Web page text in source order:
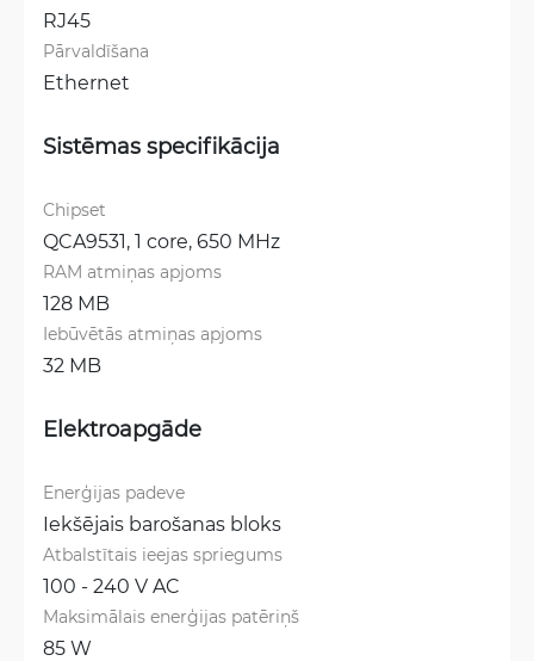
RJ45
Pārvaldīšana
Ethernet
Sistēmas specifikācija
Chipset
QCA9531, 1 core, 650 MHz
RAM atmiņas apjoms
128 MB
Iebūvētās atmiņas apjoms
32 MB
Elektroapgāde
Enerģijas padeve
Iekšējais barošanas bloks
Atbalstītais ieejas spriegums
100 - 240 V AC
Maksimālais enerģijas patēriņš
85 W